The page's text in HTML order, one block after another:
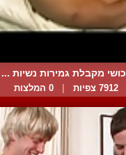
כושי מקבלת גמירות נשיות ...
7912 צפיות 0 המלצות